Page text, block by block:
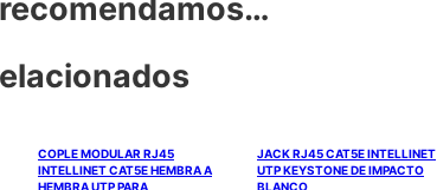
COPLE MODULAR RJ45
INTELLINET CAT5E HEMBRA A
HEMBRA UTP PARA
JACK RJ45 CAT5E INTELLINET
UTP KEYSTONE DE IMPACTO
BLANCO